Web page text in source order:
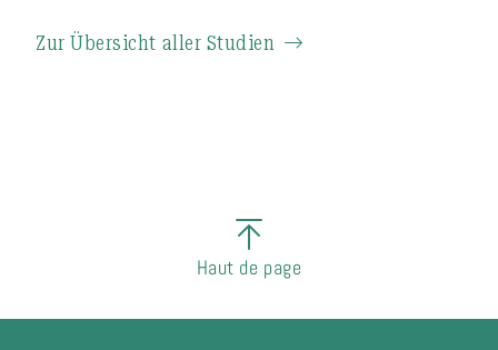
Zur Übersicht aller Studien
Haut de page